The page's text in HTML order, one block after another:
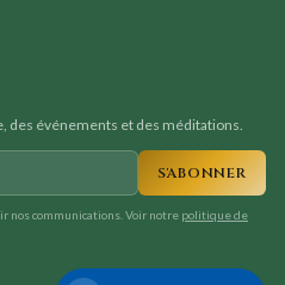
des événements et des méditations.
S'ABONNER
nos communications. Voir notre politique de